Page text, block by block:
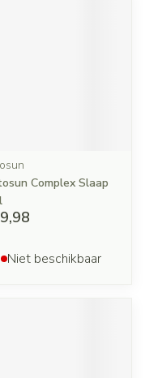
Complex Slaap
Niet beschikbaar